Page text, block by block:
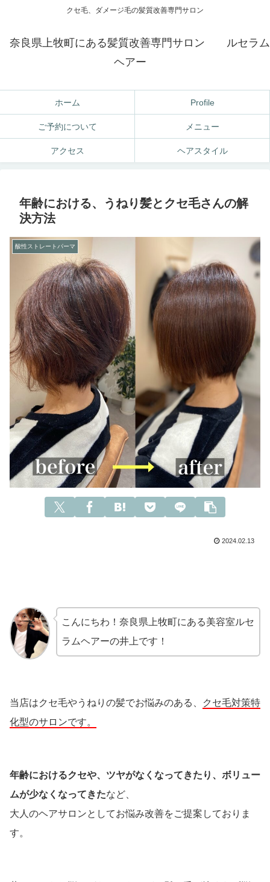
クセ毛、ダメージ毛の髪質改善専門サロン
奈良県上牧町にある髪質改善専門サロン ルセラム
ヘアー
ホーム Profile
ご予約について メニュー
アクセス ヘアスタイル
年齢における、うねり髪とクセ毛さんの解
決方法
酸性ストレートパーマ
2024.02.13
こんにちわ！奈良県上牧町にある美容室ルセ
ラムヘアーの井上です！
当店はクセ毛やうねりの髪でお悩みのある、
クセ毛対策特
化型のサロンです。
年齢におけるクセや、ツヤがなくなってきたり、ボリュー
ムが少なくなってきたなど、
大人のヘアサロンとしてお悩み改善をご提案しておりま
す。